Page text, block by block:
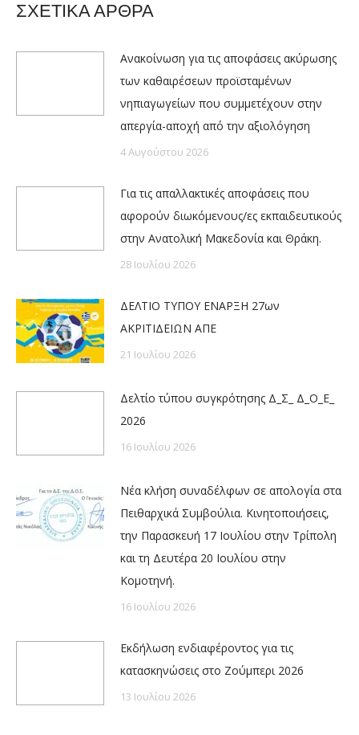
ΣΧΕΤΙΚΑ ΑΡΘΡΑ
Ανακοίνωση για τις αποφάσεις ακύρωσης
των καθαιρέσεων προϊσταμένων
νηπιαγωγείων που συμμετέχουν στην
απεργία-αποχή από την αξιολόγηση
4 Αυγούστου 2026
Για τις απαλλακτικές αποφάσεις που
αφορούν διωκόμενους/ες εκπαιδευτικούς
στην Ανατολική Μακεδονία και Θράκη.
28 Ιουλίου 2026
ΔΕΛΤΙΟ ΤΥΠΟΥ ΕΝΑΡΞΗ 27ων
ΑΚΡΙΤΙΔΕΙΩΝ ΑΠΕ
21 Ιουλίου 2026
Δελτίο τύπου συγκρότησης Δ_Σ_ Δ_Ο_Ε_
2026
16 Ιουλίου 2026
Νέα κλήση συναδέλφων σε απολογία στα
Πειθαρχικά Συμβούλια. Κινητοποιήσεις,
την Παρασκευή 17 Ιουλίου στην Τρίπολη
και τη Δευτέρα 20 Ιουλίου στην
Κομοτηνή.
16 Ιουλίου 2026
Εκδήλωση ενδιαφέροντος για τις
κατασκηνώσεις στο Ζούμπερι 2026
13 Ιουλίου 2026